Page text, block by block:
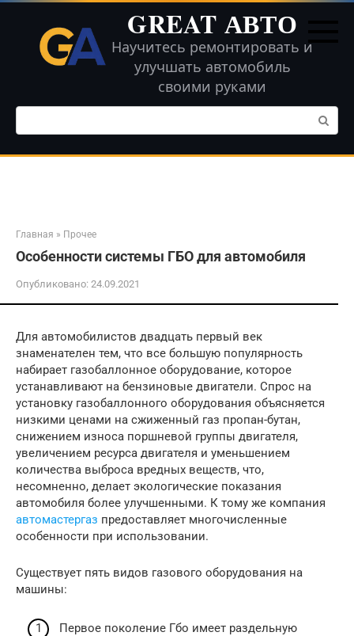
Перейти
контенту
GREAT АВТО
Научитесь ремонтировать и
улучшать автомобиль
своими руками
Поиск:
Главная » Прочее
Особенности системы ГБО для автомобиля
Опубликовано: 24.09.2021
Для автомобилистов двадцать первый век
знаменателен тем, что все большую популярность
набирает газобаллонное оборудование, которое
устанавливают на бензиновые двигатели. Спрос на
установку газобаллонного оборудования объясняется
низкими ценами на сжиженный газ пропан-бутан,
снижением износа поршневой группы двигателя,
увеличением ресурса двигателя и уменьшением
количества выброса вредных веществ, что,
несомненно, делает экологические показания
автомобиля более улучшенными. К тому же компания
автомастергаз предоставляет многочисленные
особенности при использовании.
Существует пять видов газового оборудования на
машины:
Первое поколение Гбо имеет раздельную